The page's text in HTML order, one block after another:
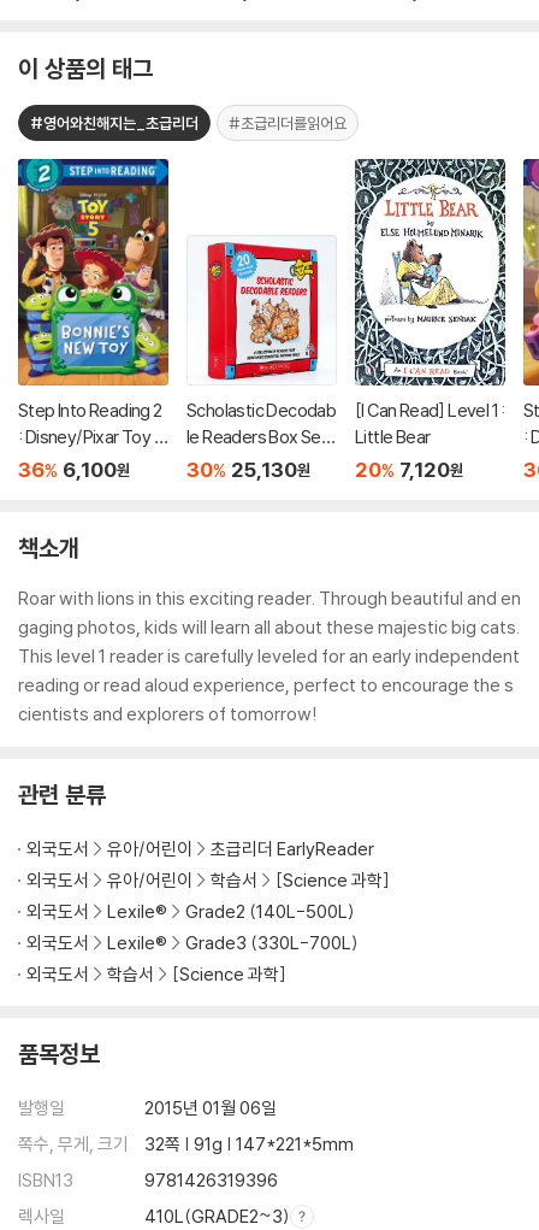
이 상품의 태그
#영어와친해지는_초급리더 #초급리더를읽어요
Step Into Reading 2
: Disney/Pixar Toy S
tory 5 : Bonnie's Ne
36% 6,100원
Scholastic Decodab
le Readers Box Set
Level A (StoryPlus
30% 25,130원
[I Can Read] Level 1 :
Little Bear
20% 7,120원
:
책소개
Roar with lions in this exciting reader. Through beautiful and en
gaging photos, kids will learn all about these majestic big cats.
This level 1 reader is carefully leveled for an early independent
reading or read aloud experience, perfect to encourage the s
cientists and explorers of tomorrow!
관련 분류
외국도서 유아/어린이
초급리더 EarlyReader
외국도서
유아/어린이 학습서
[Science 과학]
외국도서
Lexile®
Grade2 (140L-500L)
외국도서
Lexile®
Grade3 (330L-700L)
외국도서
학습서 [Science 과학]
품목정보
발행일
2015년 01월 06일
쪽수, 무게, 크기
32쪽 | 91g | 147*221*5mm
ISBN13
9781426319396
렉사일
410L(GRADE2~3)